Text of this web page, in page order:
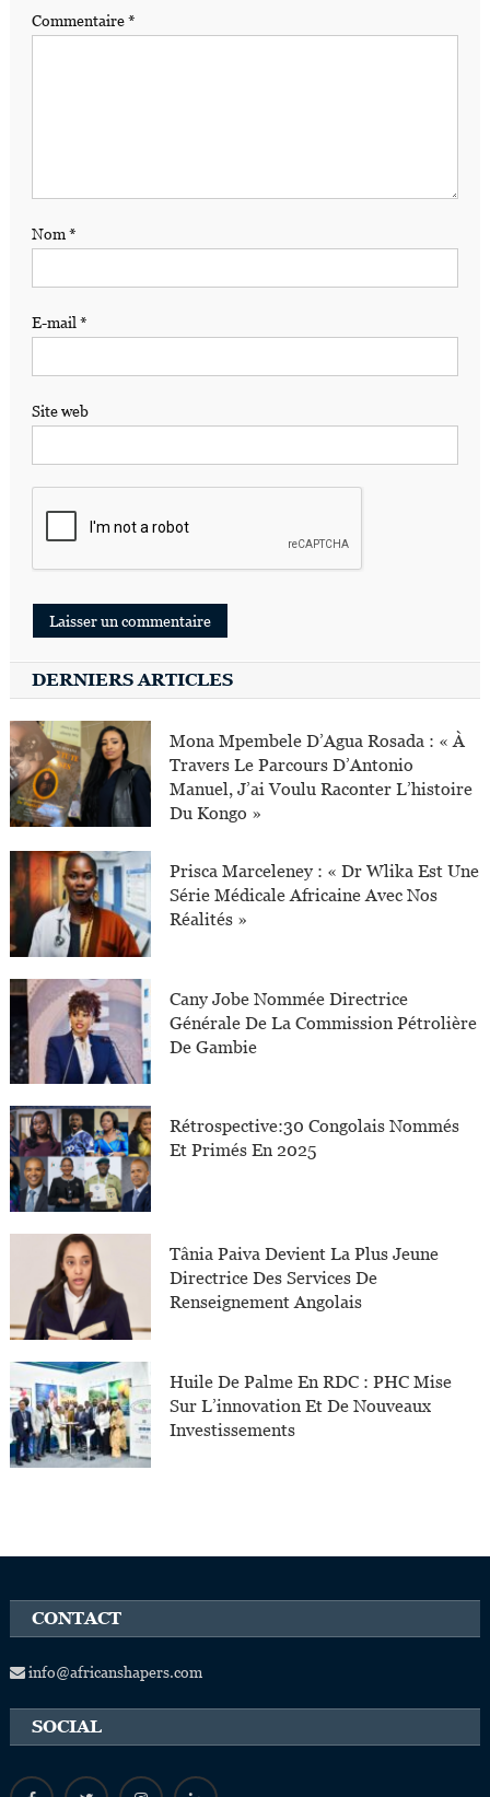
Commentaire*
Nom*
E-mail *
Site web
DERNIERS ARTICLES
Mona Mpembele D’Agua Rosada : « À
Travers Le Parcours D’Antonio
Manuel, J’ai Voulu Raconter L’histoire
Du Kongo »
Prisca Marceleney : « Dr Wlika Est Une
Série Médicale Africaine Avec Nos
Réalités »
Cany Jobe Nommée Directrice
Générale De La Commission Pétrolière
De Gambie
Rétrospective:30 Congolais Nommés
Et Primés En 2025
Tânia Paiva Devient La Plus Jeune
Directrice Des Services De
Renseignement Angolais
Huile De Palme En RDC : PHC Mise
Sur L’innovation Et De Nouveaux
Investissements
CONTACT
info@africanshapers.com
SOCIAL